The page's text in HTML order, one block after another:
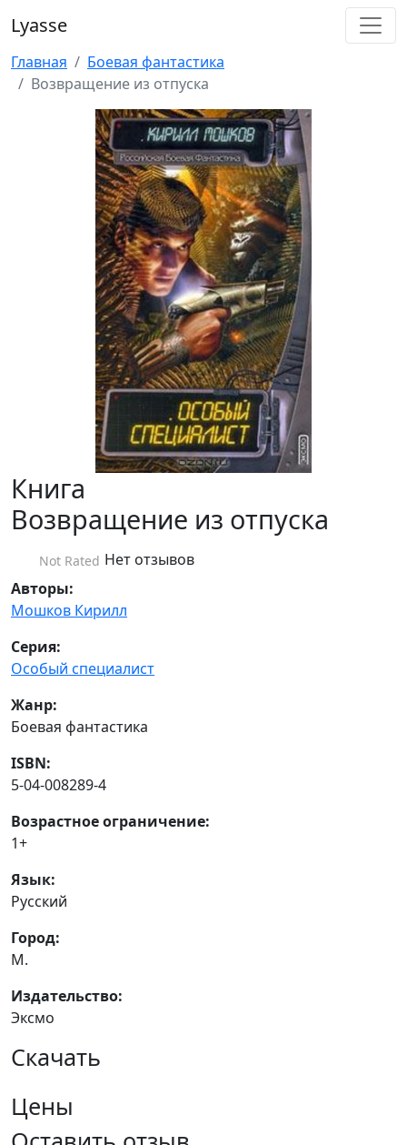
Lyasse
Главная
Боевая фантастика
Возвращение из отпуска
Книга
Возвращение из отпуска
Not Rated Нет отзывов
Авторы:
Мошков Кирилл
Серия:
Особый специалист
Жанр:
Боевая фантастика
ISBN:
5-04-008289-4
Возрастное ограничение:
1+
Язык:
Русский
Город:
М.
Издательство:
Эксмо
Скачать
Цены